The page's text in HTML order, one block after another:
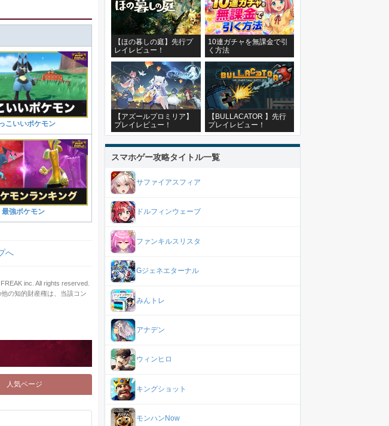
こいいポケモン
最強ポケモン
へ
inc. All rights reserved.
の知的財産権は、当該コン
人気ページ
【ほの暮しの庭】先行プ
レイレビュー！
10連ガチャを無課金で引
く方法
【アズールプロミリア】
プレイレビュー！
【BULLACATOR 】先行
プレイレビュー！
スマホゲー攻略タイトル一覧
サファイアスフィア
ドルフィンウェーブ
ファンキルスリスタ
Gジェネエターナル
みんトレ
アナデン
ウィンヒロ
キングショット
モンハンNow